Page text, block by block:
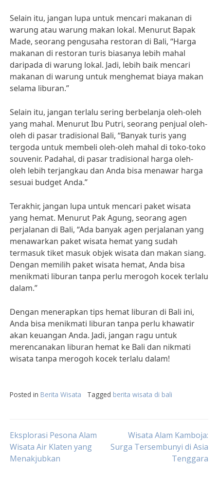
Selain itu, jangan lupa untuk mencari makanan di
warung atau warung makan lokal. Menurut Bapak
Made, seorang pengusaha restoran di Bali, “Harga
makanan di restoran turis biasanya lebih mahal
daripada di warung lokal. Jadi, lebih baik mencari
makanan di warung untuk menghemat biaya makan
selama liburan.”
Selain itu, jangan terlalu sering berbelanja oleh-oleh
yang mahal. Menurut Ibu Putri, seorang penjual oleh-
oleh di pasar tradisional Bali, “Banyak turis yang
tergoda untuk membeli oleh-oleh mahal di toko-toko
souvenir. Padahal, di pasar tradisional harga oleh-
oleh lebih terjangkau dan Anda bisa menawar harga
sesuai budget Anda.”
Terakhir, jangan lupa untuk mencari paket wisata
yang hemat. Menurut Pak Agung, seorang agen
perjalanan di Bali, “Ada banyak agen perjalanan yang
menawarkan paket wisata hemat yang sudah
termasuk tiket masuk objek wisata dan makan siang.
Dengan memilih paket wisata hemat, Anda bisa
menikmati liburan tanpa perlu merogoh kocek terlalu
dalam.”
Dengan menerapkan tips hemat liburan di Bali ini,
Anda bisa menikmati liburan tanpa perlu khawatir
akan keuangan Anda. Jadi, jangan ragu untuk
merencanakan liburan hemat ke Bali dan nikmati
wisata tanpa merogoh kocek terlalu dalam!
Posted in Berita Wisata Tagged berita wisata di bali
Post
navigation
Eksplorasi Pesona Alam
Wisata Air Klaten yang
Menakjubkan
Wisata Alam Kamboja:
Surga Tersembunyi di Asia
Tenggara